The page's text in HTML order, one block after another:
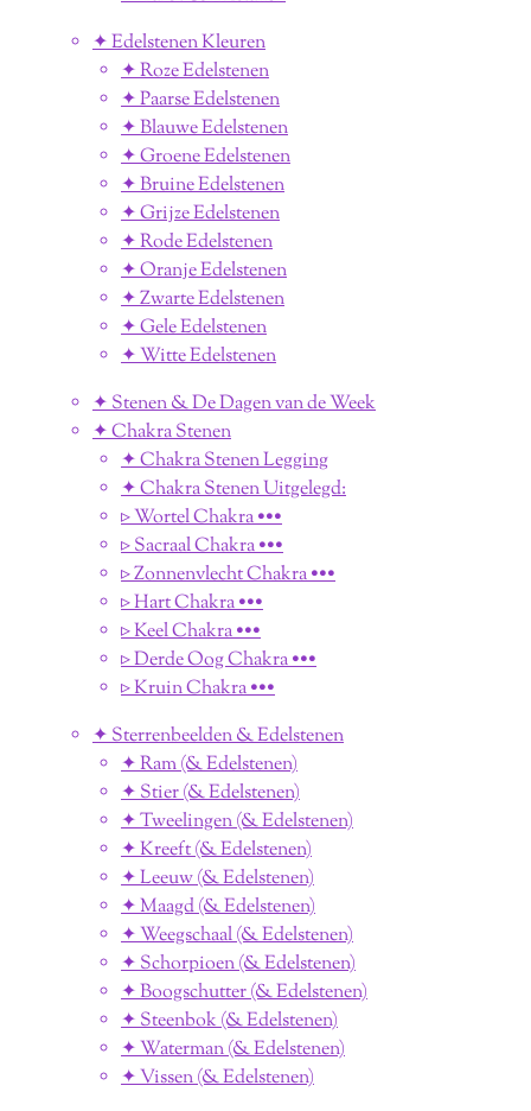
✦ Edelstenen Kleuren
✦ Roze Edelstenen
✦ Paarse Edelstenen
✦ Blauwe Edelstenen
✦ Groene Edelstenen
✦ Bruine Edelstenen
✦ Grijze Edelstenen
✦ Rode Edelstenen
✦ Oranje Edelstenen
✦ Zwarte Edelstenen
✦ Gele Edelstenen
✦ Witte Edelstenen
✦ Stenen & De Dagen van de Week
✦ Chakra Stenen
✦ Chakra Stenen Legging
✦ Chakra Stenen Uitgelegd:
▹ Wortel Chakra •••
▹ Sacraal Chakra •••
▹ Zonnenvlecht Chakra •••
▹ Hart Chakra •••
▹ Keel Chakra •••
▹ Derde Oog Chakra •••
▹ Kruin Chakra •••
✦ Sterrenbeelden & Edelstenen
✦ Ram (& Edelstenen)
✦ Stier (& Edelstenen)
✦ Tweelingen (& Edelstenen)
✦ Kreeft (& Edelstenen)
✦ Leeuw (& Edelstenen)
✦ Maagd (& Edelstenen)
✦ Weegschaal (& Edelstenen)
✦ Schorpioen (& Edelstenen)
✦ Boogschutter (& Edelstenen)
✦ Steenbok (& Edelstenen)
✦ Waterman (& Edelstenen)
✦ Vissen (& Edelstenen)